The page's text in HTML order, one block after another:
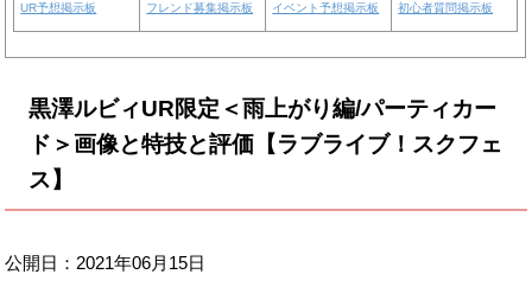
UR予想掲示板 フレンド募集掲示板 イベント予想掲示板 初心者質問掲示板
黒澤ルビィUR限定＜雨上がり編/パーティカー
ド＞画像と特技と評価【ラブライブ！スクフェ
ス】
公開日： 2021年06月15日